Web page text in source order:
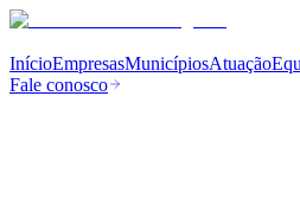
InícioEmpresasMunicípiosAtuação
Fale conosco